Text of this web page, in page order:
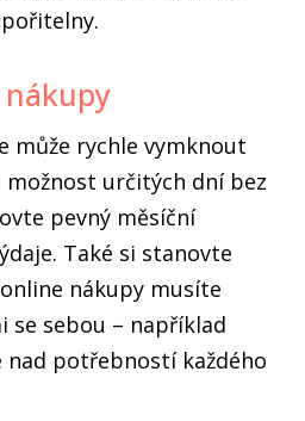
může rychle vymknout
určitých dní bez
pevný měsíční
Také si stanovte
nákupy musíte
se sebou – například
potřebností každého